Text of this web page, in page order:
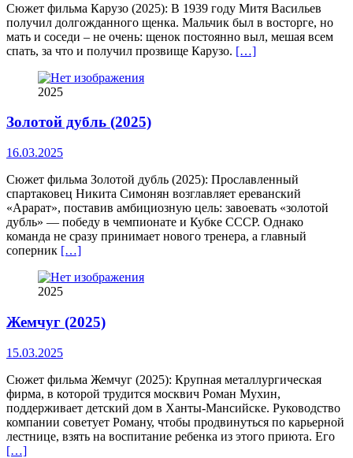
Сюжет фильма Карузо (2025): В 1939 году Митя Васильев
получил долгожданного щенка. Мальчик был в восторге, но
мать и соседи – не очень: щенок постоянно выл, мешая всем
спать, за что и получил прозвище Карузо. […]
2025
Золотой дубль (2025)
16.03.2025
Сюжет фильма Золотой дубль (2025): Прославленный
спартаковец Никита Симонян возглавляет ереванский
«Арарат», поставив амбициозную цель: завоевать «золотой
дубль» — победу в чемпионате и Кубке СССР. Однако
команда не сразу принимает нового тренера, а главный
соперник […]
2025
Жемчуг (2025)
15.03.2025
Сюжет фильма Жемчуг (2025): Крупная металлургическая
фирма, в которой трудится москвич Роман Мухин,
поддерживает детский дом в Ханты-Мансийске. Руководство
компании советует Роману, чтобы продвинуться по карьерной
лестнице, взять на воспитание ребенка из этого приюта. Его
[…]